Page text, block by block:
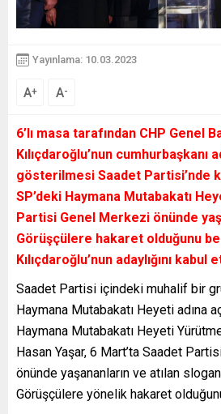
Yayınlama: 10.03.2023
A+ A-
6’lı masa tarafından CHP Genel
Kılıçdaroğlu’nun cumhurbaşkanı
gösterilmesi Saadet Partisi’nde
SP’deki Haymana Mutabakatı
Partisi Genel Merkezi önünde
Görüşçülere hakaret olduğunu
Kılıçdaroğlu’nun adaylığını
Saadet Partisi içindeki muhalif bir
Haymana Mutabakatı Heyeti adına
Haymana Mutabakatı Heyeti
Hasan Yaşar, 6 Mart’ta Saadet
önünde yaşananların ve atılan
Görüşçülere yönelik hakaret